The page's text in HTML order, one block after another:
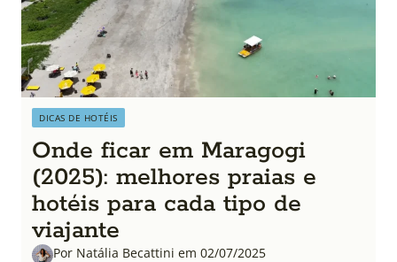
DICAS DE HOTÉIS
Onde ficar em Maragogi
(2025): melhores praias e
hotéis para cada tipo de
viajante
Por Natália Becattini em 02/07/2025